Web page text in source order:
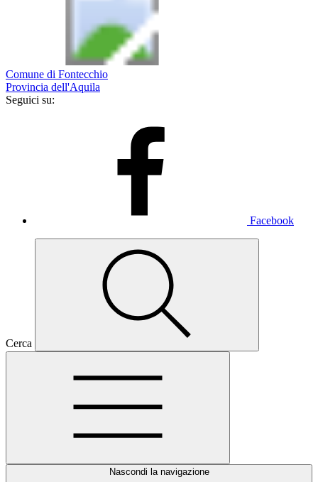
Comune di Fontecchio
Provincia dell'Aquila
Seguici su:
Facebook
Cerca
Nascondi la navigazione